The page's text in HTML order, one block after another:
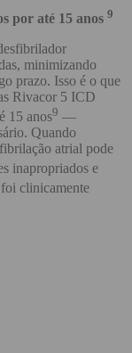
por até 15 anos 9
minimizando
prazo. Isso é o que
Rivacor 5 ICD
15 anos9 —
Quando
atrial pode
inapropriados e
clinicamente